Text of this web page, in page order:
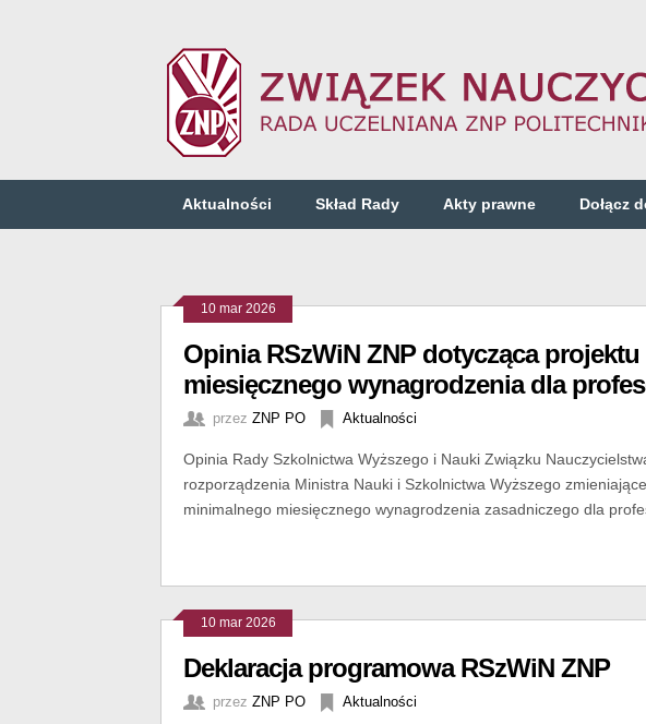
Aktualności Skład Rady Akty prawne Dołącz
10 mar 2026
Opinia RSzWiN ZNP dotycząca
miesięcznego wynagrodzenia dla
przez ZNP PO Aktualności
Opinia Rady Szkolnictwa Wyższego i Nauki Związku
rozporządzenia Ministra Nauki i Szkolnictwa Wyższego
minimalnego miesięcznego wynagrodzenia zasadniczego dla
10 mar 2026
Deklaracja programowa RSzWiN ZNP
przez ZNP PO Aktualności